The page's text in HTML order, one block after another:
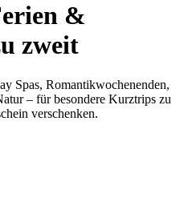
&
zweit
Spas, Romantikwochenenden,
– für besondere Kurztrips zu
verschenken.